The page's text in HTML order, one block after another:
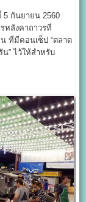
5 กันยายน 2560
หลังคาถาวรที่
ที่มีคอนเซ็ป “ตลาด
” ไว้ให้สำหรับ